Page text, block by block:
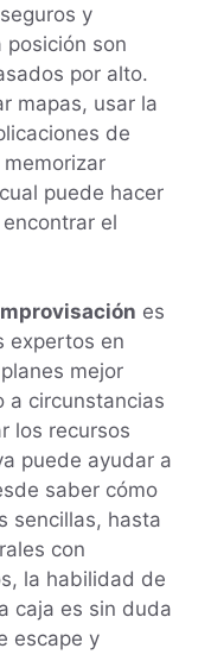
y
posición son
por alto.
mapas, usar la
de
puede hacer
el
es
expertos en
mejor
a circunstancias
los recursos
puede ayudar a
saber cómo
sencillas, hasta
con
la habilidad de
caja es sin duda
escape y